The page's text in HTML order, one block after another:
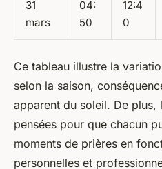
31
mars
04:
50
12:4
0
Ce tableau illustre la
selon la saison,
apparent du soleil. De plus,
pensées pour que chacun
moments de prières en
personnelles et